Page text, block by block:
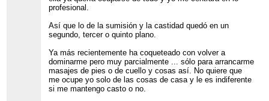
profesional.
Así que lo de la sumisión y la castidad quedó en un
segundo, tercer o quinto plano.
Ya más recientemente ha coqueteado con volver a
dominarme pero muy parcialmente ... sólo para arrancarme
masajes de pies o de cuello y cosas así. No quiere que
me ocupe yo solo de las cosas de casa y le es indiferente
si me mantengo casto o no.